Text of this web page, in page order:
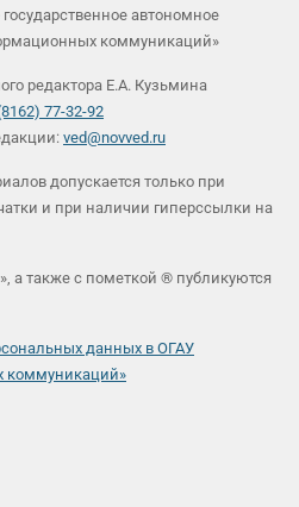
автономное
коммуникаций»
редактора Е.А. Кузьмина
77-32-92
ved@novved.ru
допускается только при
и при наличии гиперссылки на
а также с пометкой ® публикуются
данных в ОГАУ
коммуникаций»